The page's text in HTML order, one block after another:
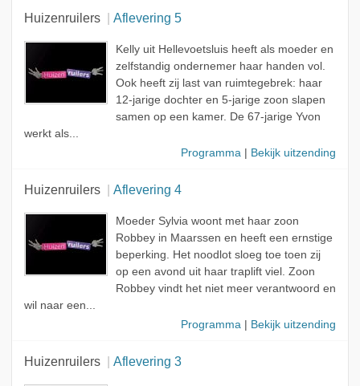
Huizenruilers Aflevering 5
Kelly uit Hellevoetsluis heeft als moeder en
zelfstandig ondernemer haar handen vol.
Ook heeft zij last van ruimtegebrek: haar
12-jarige dochter en 5-jarige zoon slapen
samen op een kamer. De 67-jarige Yvon
werkt als...
Programma
Bekijk uitzending
Huizenruilers Aflevering 4
Moeder Sylvia woont met haar zoon
Robbey in Maarssen en heeft een ernstige
beperking. Het noodlot sloeg toe toen zij
op een avond uit haar traplift viel. Zoon
Robbey vindt het niet meer verantwoord en
wil naar een...
Programma
Bekijk uitzending
Huizenruilers Aflevering 3